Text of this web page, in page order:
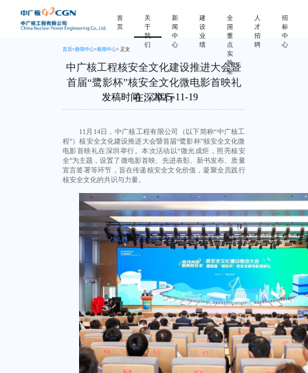
首
页
关
于
我
们
新
闻
中
心
建
设
业
绩
全
国
重
点
实
验
室
人
才
招
聘
招
标
中
心
首页>新闻中心>新闻中心> 正文
中广核工程核安全文化建设推进大会暨
首届“鹭影杯”核安全文化微电影首映礼
在深举行
发稿时间：2025-11-19
11月14日，中广核工程有限公司（以下简称“中广核工
程”）核安全文化建设推进大会暨首届“鹭影杯”核安全文化微
电影首映礼在深圳举行。本次活动以“微光成炬，照亮核安
全”为主题，设置了微电影首映、先进表彰、新书发布、质量
宣言签署等环节，旨在传递核安全文化价值，凝聚全员践行
核安全文化的共识与力量。